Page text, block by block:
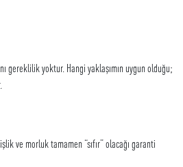
gereklilik yoktur. Hangi yaklaşımın uygun olduğu;
ve morluk tamamen “sıfır” olacağı garanti